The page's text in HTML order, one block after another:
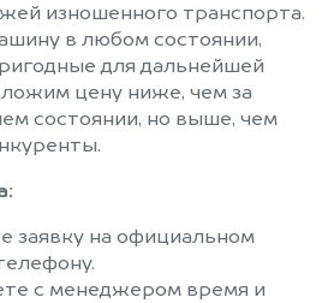
изношенного транспорта.
в любом состоянии,
для дальнейшей
цену ниже, чем за
состоянии, но выше, чем
заявку на официальном
с менеджером время и